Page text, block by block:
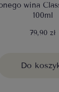
wina
100ml
79,90 zł
Do